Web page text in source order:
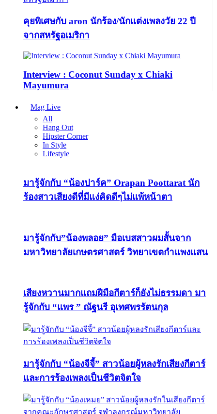
คุยพิเศษกับ aron นักร้อง/นักแต่งเพลงวัย 22 ปี
จากสหรัฐอเมริกา
Interview : Coconut Sunday x Chiaki
Mayumura
Mag Live
All
Hang Out
Hipster Corner
In Style
Lifestyle
มารู้จักกับ “น้องปาร์ค” Orapan Poottarat นัก
ร้องสาวเสียงดีที่มีแง่คิดดีๆไม่แพ้หน้าตา
มารู้จักกับ”น้องพลอย” มือเบสสาวผมสั้นจาก
มหาวิทยาลัยเกษตรศาสตร์ วิทยาเขตกำแพงแสน
เสียงหวานมากแถมฝีมือกีตาร์ก็ยังไม่ธรรมดา มา
รู้จักกับ “แพร ” ณัฐนรี อุเทศพรรัตนกุล
มารู้จักกับ “น้องจีจี้” สาวน้อยผู้หลงรักเสียงกีตาร์
และการร้องเพลงเป็นชีวิตจิตใจ